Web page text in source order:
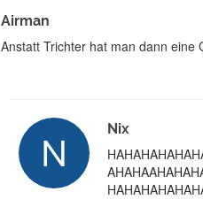
Airman
Anstatt Trichter hat man dann
Nix